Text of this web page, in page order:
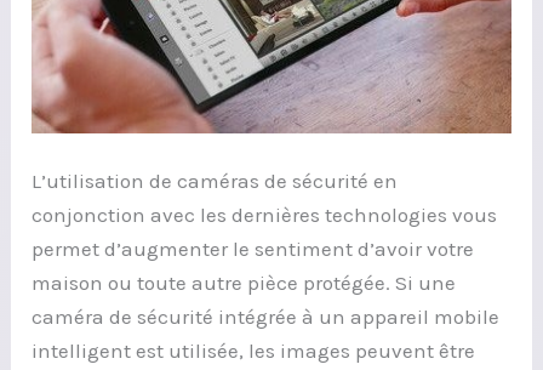
L’utilisation de caméras de sécurité en
conjonction avec les dernières technologies vous
permet d’augmenter le sentiment d’avoir votre
maison ou toute autre pièce protégée. Si une
caméra de sécurité intégrée à un appareil mobile
intelligent est utilisée, les images peuvent être